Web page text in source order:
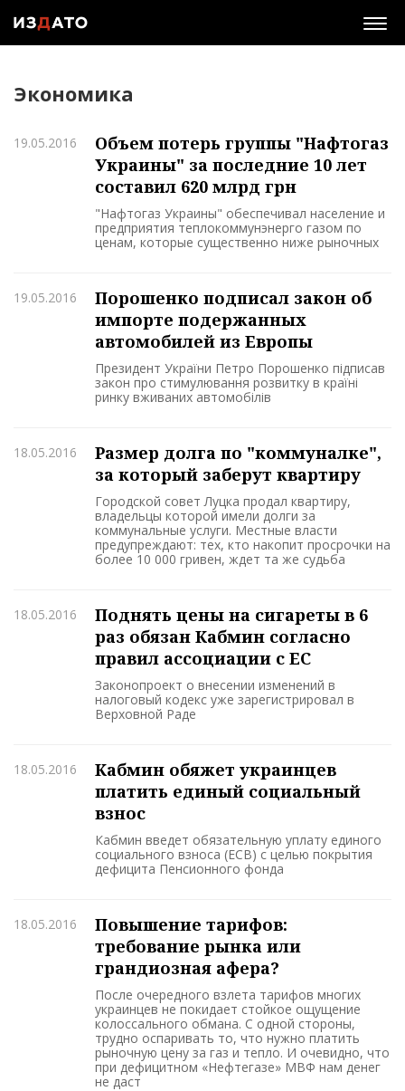
Экономика
19.05.2016
Объем потерь группы "Нафтогаз
Украины" за последние 10 лет
составил 620 млрд грн
"Нафтогаз Украины" обеспечивал население и
предприятия теплокоммунэнерго газом по
ценам, которые существенно ниже рыночных
19.05.2016
Порошенко подписал закон об
импорте подержанных
автомобилей из Европы
Президент України Петро Порошенко підписав
закон про стимулювання розвитку в країні
ринку вживаних автомобілів
18.05.2016
Размер долга по "коммуналке",
за который заберут квартиру
Городской совет Луцка продал квартиру,
владельцы которой имели долги за
коммунальные услуги. Местные власти
предупреждают: тех, кто накопит просрочки на
более 10 000 гривен, ждет та же судьба
18.05.2016
Поднять цены на сигареты в 6
раз обязан Кабмин согласно
правил ассоциации с ЕС
Законопроект о внесении изменений в
налоговый кодекс уже зарегистрировал в
Верховной Раде
18.05.2016
Кабмин обяжет украинцев
платить единый социальный
взнос
Кабмин введет обязательную уплату единого
социального взноса (ЕСВ) с целью покрытия
дефицита Пенсионного фонда
18.05.2016
Повышение тарифов:
требование рынка или
грандиозная афера?
После очередного взлета тарифов многих
украинцев не покидает стойкое ощущение
колоссального обмана. С одной стороны,
трудно оспаривать то, что нужно платить
рыночную цену за газ и тепло. И очевидно, что
при дефицитном «Нефтегазе» МВФ нам денег
не даст